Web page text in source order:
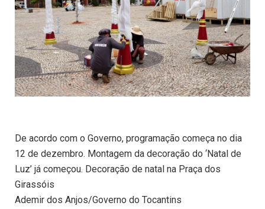
De acordo com o Governo, programação começa no dia
12 de dezembro. Montagem da decoração do ‘Natal de
Luz’ já começou. Decoração de natal na Praça dos
Girassóis
Ademir dos Anjos/Governo do Tocantins